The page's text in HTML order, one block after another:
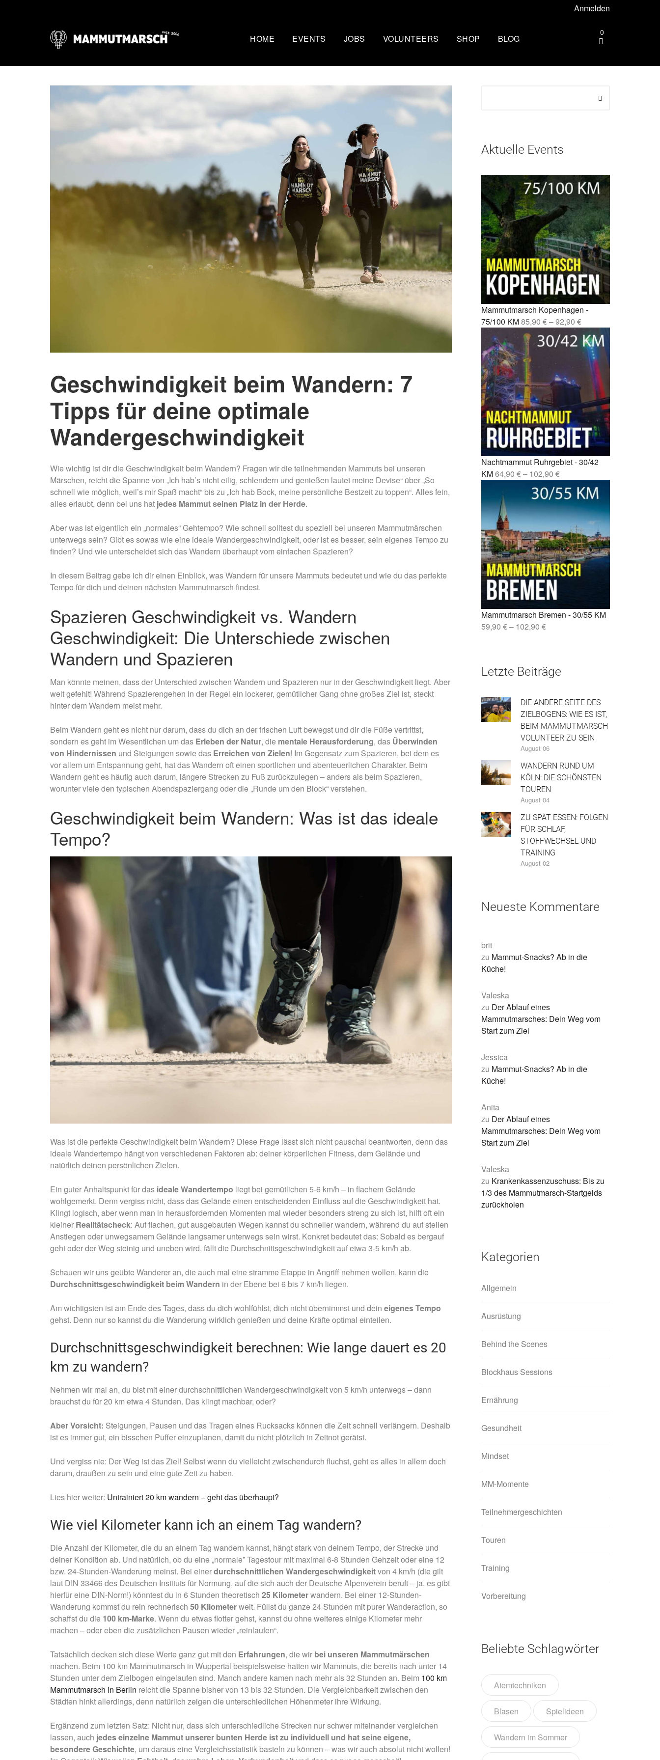
Anmelden
0
HOME EVENTS
– 75/100 KM
30/42 KM
Mammutmarsch Bremen –
30/55 KM
Mammutmarsch Stuttgart –
30/42/60 KM
Mammutmarsch Hannover –
30/42/55 KM
30/50 KM
Mammutmarsch Dortmund –
30/42/55 KM
Mammutmarsch Wiesbaden –
30/42/55KM
Mammutmarsch München –
30/50 KM
Mammutmarsch Berlin –
30/42/55 KM
Mammutmarsch Málaga –
30/50 KM
Mammutmarsch Barcelona –
30/50 KM
Mammutmarsch Valencia –
30/50 KM
Mammutmarsch Madrid –
30/50/100 KM
Mammutmarsch Leipzig –
Mammutmarsch München /
Starnberger See – 42/55 KM
Mammutmarsch Hamburg –
Mammutmarsch Wien – 30/50
Mammutmarsch Ruhrgebiet –
Mammutmarsch Kopenhagen
– 30/42/55 KM
Mammutmarsch Bilbao –
30/50 KM
Mammutmarsch Nürnberg –
30/42/55 KM
Nachtmammut Hamburg –
Mammutmarsch München –
75/100 KM
Mammutmarsch Berlin –
75/100 KM
JOBS VOLUNTEERS SHOP BLOG
Wim Hof Kältetraining: So frierst
du sicher
Fernwanderweg Deutschland: 7
Routen, Tipps und ehrliche
Empfehlungen
Vom Party-Leben zu 3.000
Mammutmarsch-Kilometern
Kompressionssocken beim
Wandern: Was sie wirklich
Wie wirkt sich Stress auf den
Körper aus? Was wirklich
passiert
Mönchengladbach wandern: 5
Touren zwischen Niers, Wald
und Schlössern
Mammutmarsch alleine: Monas
Geschichte vom Alleinstarten
und trotzdem dazugehören
Geschwindigkeit beim Wandern: 7
Tipps für deine optimale
Wandergeschwindigkeit
Wie wichtig ist dir die Geschwindigkeit beim Wandern? Fragen wir die teilnehmenden Mammuts bei unseren
Märschen, reicht die Spanne von „Ich hab’s nicht eilig, schlendern und genießen lautet meine Devise“ über „So
schnell wie möglich, weil’s mir Spaß macht“ bis zu „Ich hab Bock, meine persönliche Bestzeit zu toppen“. Alles fein,
alles erlaubt, denn bei uns hat jedes Mammut seinen Platz in der Herde.
Aber was ist eigentlich ein „normales“ Gehtempo? Wie schnell solltest du speziell bei unseren Mammutmärschen
unterwegs sein? Gibt es sowas wie eine ideale Wandergeschwindigkeit, oder ist es besser, sein eigenes Tempo zu
finden? Und wie unterscheidet sich das Wandern überhaupt vom einfachen Spazieren?
In diesem Beitrag gebe ich dir einen Einblick, was Wandern für unsere Mammuts bedeutet und wie du das perfekte
Tempo für dich und deinen nächsten Mammutmarsch findest.
Spazieren Geschwindigkeit vs. Wandern
Geschwindigkeit: Die Unterschiede zwischen
Wandern und Spazieren
Man könnte meinen, dass der Unterschied zwischen Wandern und Spazieren nur in der Geschwindigkeit liegt. Aber
weit gefehlt! Während Spazierengehen in der Regel ein lockerer, gemütlicher Gang ohne großes Ziel ist, steckt
hinter dem Wandern meist mehr.
Beim Wandern geht es nicht nur darum, dass du dich an der frischen Luft bewegst und dir die Füße vertrittst,
sondern es geht im Wesentlichen um das Erleben der Natur, die mentale Herausforderung, das Überwinden
von Hindernissen und Steigungen sowie das Erreichen von Zielen! Im Gegensatz zum Spazieren, bei dem es
vor allem um Entspannung geht, hat das Wandern oft einen sportlichen und abenteuerlichen Charakter. Beim
Wandern geht es häufig auch darum, längere Strecken zu Fuß zurückzulegen – anders als beim Spazieren,
worunter viele den typischen Abendspaziergang oder die „Runde um den Block“ verstehen.
Geschwindigkeit beim Wandern: Was ist das ideale
Tempo?
Was ist die perfekte Geschwindigkeit beim Wandern? Diese Frage lässt sich nicht pauschal beantworten, denn das
ideale Wandertempo hängt von verschiedenen Faktoren ab: deiner körperlichen Fitness, dem Gelände und
natürlich deinen persönlichen Zielen.
Ein guter Anhaltspunkt für das ideale Wandertempo liegt bei gemütlichen 5-6 km/h – in flachem Gelände
wohlgemerkt. Denn vergiss nicht, dass das Gelände einen entscheidenden Einfluss auf die Geschwindigkeit hat.
Klingt logisch, aber wenn man in herausfordernden Momenten mal wieder besonders streng zu sich ist, hilft oft ein
kleiner Realitätscheck: Auf flachen, gut ausgebauten Wegen kannst du schneller wandern, während du auf steilen
Anstiegen oder unwegsamem Gelände langsamer unterwegs sein wirst. Konkret bedeutet das: Sobald es bergauf
geht oder der Weg steinig und uneben wird, fällt die Durchschnittsgeschwindigkeit auf etwa 3-5 km/h ab.
Schauen wir uns geübte Wanderer an, die auch mal eine stramme Etappe in Angriff nehmen wollen, kann die
Durchschnittsgeschwindigkeit beim Wandern in der Ebene bei 6 bis 7 km/h liegen.
Am wichtigsten ist am Ende des Tages, dass du dich wohlfühlst, dich nicht übernimmst und dein eigenes Tempo
gehst. Denn nur so kannst du die Wanderung wirklich genießen und deine Kräfte optimal einteilen.
Durchschnittsgeschwindigkeit berechnen: Wie lange dauert es 20
km zu wandern?
Nehmen wir mal an, du bist mit einer durchschnittlichen Wandergeschwindigkeit von 5 km/h unterwegs – dann
brauchst du für 20 km etwa 4 Stunden. Das klingt machbar, oder?
Aber Vorsicht: Steigungen, Pausen und das Tragen eines Rucksacks können die Zeit schnell verlängern. Deshalb
ist es immer gut, ein bisschen Puffer einzuplanen, damit du nicht plötzlich in Zeitnot gerätst.
Und vergiss nie: Der Weg ist das Ziel! Selbst wenn du vielleicht zwischendurch fluchst, geht es alles in allem doch
darum, draußen zu sein und eine gute Zeit zu haben.
Lies hier weiter: Untrainiert 20 km wandern – geht das überhaupt?
Wie viel Kilometer kann ich an einem Tag wandern?
Die Anzahl der Kilometer, die du an einem Tag wandern kannst, hängt stark von deinem Tempo, der Strecke und
deiner Kondition ab. Und natürlich, ob du eine „normale” Tagestour mit maximal 6-8 Stunden Gehzeit oder eine 12
bzw. 24-Stunden-Wanderung meinst. Bei einerdurchschnittlichen Wandergeschwindigkeitvon 4 km/h (die gilt
laut DIN 33466 des Deutschen Instituts für Normung, auf die sich auch der Deutsche Alpenverein beruft – ja, es gibt
hierfür eine DIN-Norm!) könntest du in 6 Stunden theoretisch 25 Kilometerwandern. Bei einer 12-Stunden-
Wanderung kommst du rein rechnerisch 50 Kilometerweit. Füllst du ganze 24 Stunden mit purer Wanderaction, so
schaffst du die 100 km-Marke. Wenn du etwas flotter gehst, kannst du ohne weiteres einige Kilometer mehr
machen – oder eben die zusätzlichen Pausen wieder „reinlaufen“.
Tatsächlich decken sich diese Werte ganz gut mit den Erfahrungen, die wir bei unseren Mammutmärschen
machen. Beim 100 km Mammutmarsch in Wuppertal beispielsweise hatten wir Mammuts, die bereits nach unter 14
Stunden unter dem Zielbogen eingelaufen sind. Manch andere kamen nach mehr als 32 Stunden an. Beim 100 km
Mammutmarsch in Berlin reicht die Spanne bisher von 13 bis 32 Stunden. Die Vergleichbarkeit zwischen den
Städten hinkt allerdings, denn natürlich zeigen die unterschiedlichen Höhenmeter ihre Wirkung.
Ergänzend zum letzten Satz: Nicht nur, dass sich unterschiedliche Strecken nur schwer miteinander vergleichen
lassen, auch jedes einzelne Mammut unserer bunten Herde ist zu individuell und hat seine eigene,
besondere Geschichte, um daraus eine Vergleichsstatistik basteln zu können – was wir auch absolut nicht wollen!
Aktuelle Events
Mammutmarsch Kopenhagen -
75/100 KM85,90 €–92,90 €
Nachtmammut Ruhrgebiet - 30/42
KM64,90 €– 102,90 €
Mammutmarsch Bremen - 30/55 KM
59,90 €– 102,90 €
Letzte Beiträge
DIE ANDERE SEITE DES
ZIELBOGENS: WIE ES IST,
BEIM MAMMUTMARSCH
VOLUNTEER ZU SEIN
August 06
WANDERN RUND UM
KÖLN: DIE SCHÖNSTEN
TOUREN
August 04
ZU SPÄT ESSEN: FOLGEN
FÜR SCHLAF,
STOFFWECHSEL UND
TRAINING
August 02
Neueste Kommentare
brit
zu Mammut-Snacks? Ab in die
Küche!
Valeska
zu Der Ablauf eines
Mammutmarsches: Dein Weg vom
Start zum Ziel
Jessica
zu Mammut-Snacks? Ab in die
Küche!
Anita
zu Der Ablauf eines
Mammutmarsches: Dein Weg vom
Start zum Ziel
Valeska
zu Krankenkassenzuschuss: Bis zu
1/3 des Mammutmarsch-Startgelds
zurückholen
Kategorien
Allgemein
Ausrüstung
Behind the Scenes
Blockhaus Sessions
Ernährung
Gesundheit
Mindset
MM-Momente
Teilnehmergeschichten
Touren
Training
Vorbereitung
Beliebte Schlagwörter
Atemtechniken
Blasen Spielideen
Wandern im Sommer